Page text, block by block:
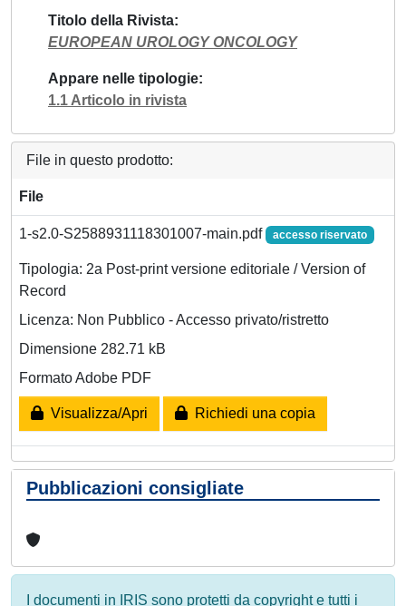
Titolo della Rivista
EUROPEAN UROLOGY ONCOLOGY
Appare nelle tipologie
1.1 Articolo in rivista
File in questo prodotto:
File
1-s2.0-S2588931118301007-main.pdf accesso riservato
Tipologia: 2a Post-print versione editoriale / Version of
Record
Licenza: Non Pubblico - Accesso privato/ristretto
Dimensione 282.71 kB
Formato Adobe PDF
Visualizza/Apri Richiedi una copia
Pubblicazioni consigliate
I documenti in IRIS sono protetti da copyright e tutti i